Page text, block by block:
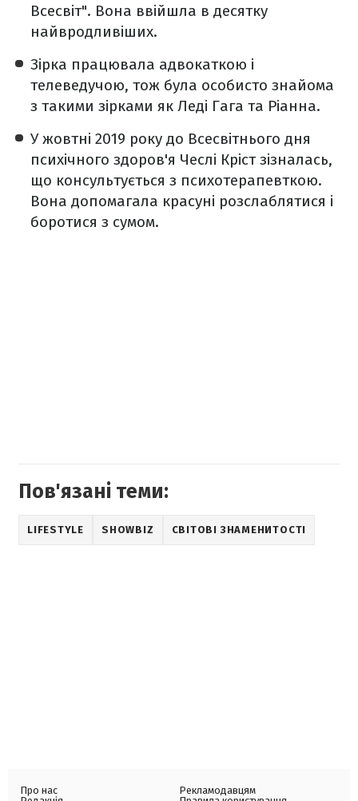
Всесвіт". Вона ввійшла в десятку
найвродливіших.
Зірка працювала адвокаткою і
телеведучою, тож була особисто знайома
з такими зірками як Леді Гага та Ріанна.
У жовтні 2019 року до Всесвітнього дня
психічного здоров'я Чеслі Кріст зізналась,
що консультується з психотерапевткою.
Вона допомагала красуні розслаблятися і
боротися з сумом.
Пов'язані теми:
LIFESTYLE SHOWBIZ СВІТОВІ ЗНАМЕНИТОСТІ
Про нас
Рекламодавцям